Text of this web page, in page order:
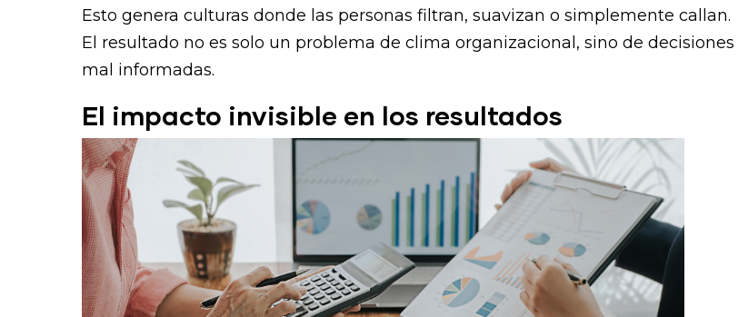
Esto genera culturas donde las personas filtran, suavizan o simplemente callan.
El resultado no es solo un problema de clima organizacional, sino de decisiones
mal informadas.
El impacto invisible en los resultados